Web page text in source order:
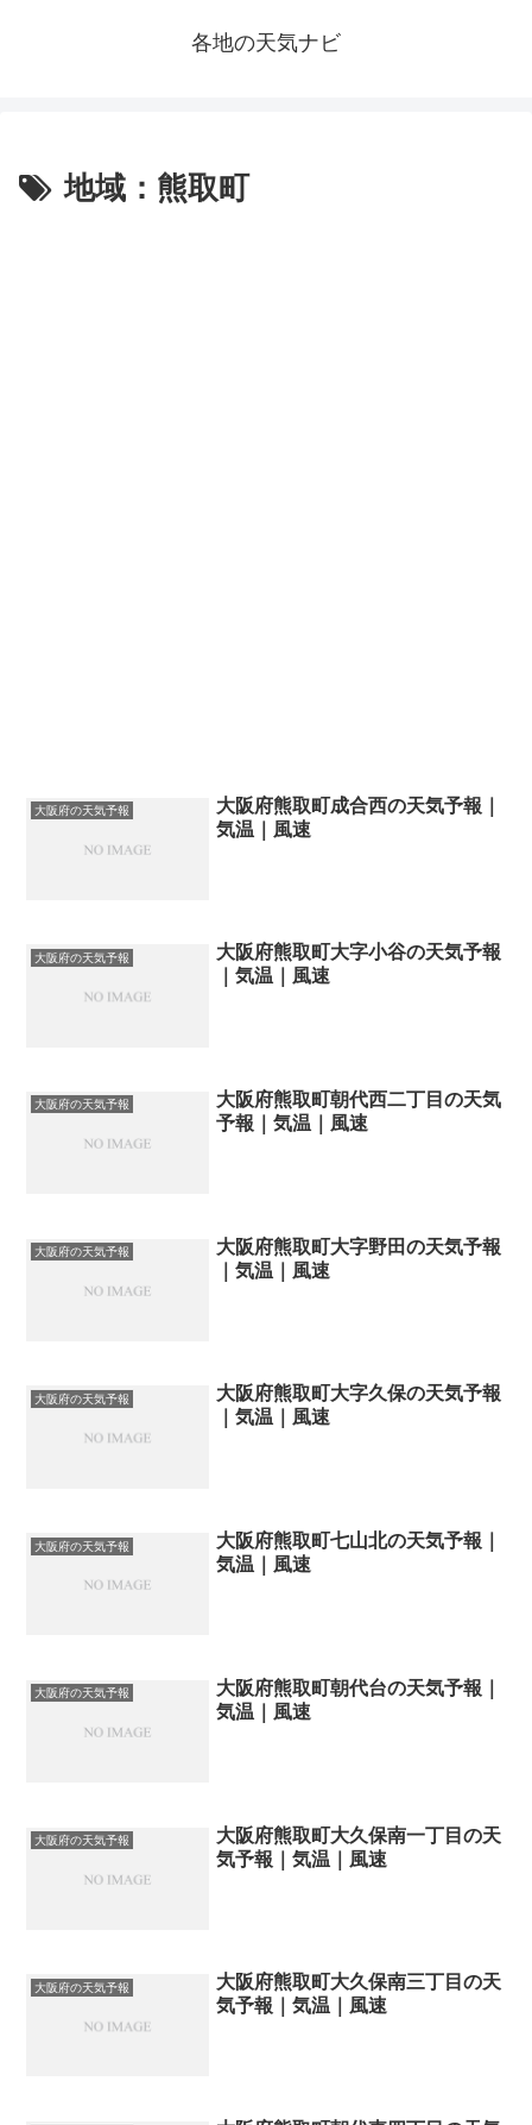
各地の天気ナビ
地域：熊取町
大阪府の天気予報
大阪府熊取町成合西の天気予報｜
気温｜風速
大阪府の天気予報
大阪府熊取町大字小谷の天気予報
｜気温｜風速
大阪府の天気予報
大阪府熊取町朝代西二丁目の天気
予報｜気温｜風速
大阪府の天気予報
大阪府熊取町大字野田の天気予報
｜気温｜風速
大阪府の天気予報
大阪府熊取町大字久保の天気予報
｜気温｜風速
大阪府の天気予報
大阪府熊取町七山北の天気予報｜
気温｜風速
大阪府の天気予報
大阪府熊取町朝代台の天気予報｜
気温｜風速
大阪府の天気予報
大阪府熊取町大久保南一丁目の天
気予報｜気温｜風速
大阪府の天気予報
大阪府熊取町大久保南三丁目の天
気予報｜気温｜風速